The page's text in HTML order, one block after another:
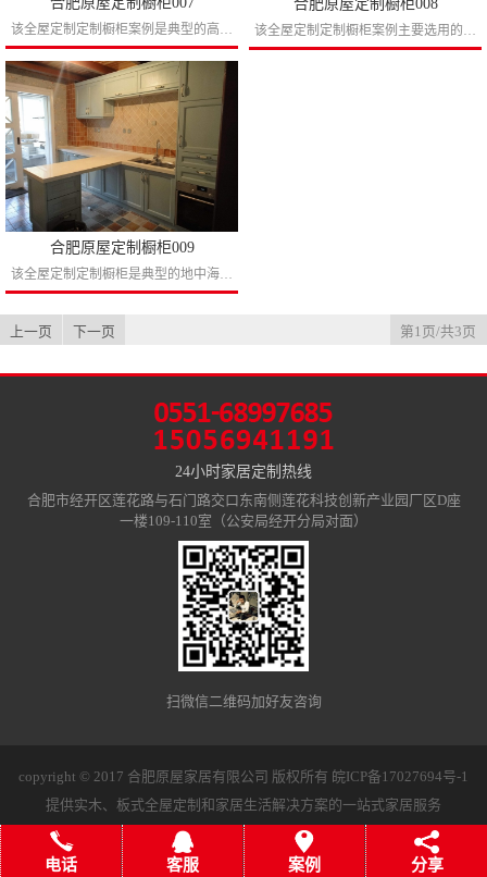
合肥原屋定制橱柜008
该全屋定制定制橱柜案例主要选用的白色的设计格调，白色的门板白色的台面让你看起来更显洁净，有人说东方人比较崇尚西方的厨房文化，我们猜测这个业主或许就是一个海归，闲情雅致做一点西餐搞一...
合肥原屋定制橱柜009
该全屋定制定制橱柜是典型的地中海风格，简约的吧台让厨房也可以当做一个小餐厅来使用，目测这个厨房至少得有20平方左右，小编想说如果我有这么大的厨房我也这样设计，可是房价这么贵好想回农...
上一页 下一页 第1页/共3页
24小时家居定制热线
合肥市经开区莲花路与石门路交口东南侧莲花科技创新产业园厂区D座
一楼109-110室（公安局经开分局对面）
扫微信二维码加好友咨询
copyright © 2017 合肥原屋家居有限公司 版权所有 皖ICP备17027694号-1
提供实木、板式全屋定制和家居生活解决方案的一站式家居服务
电话 客服 案例 分享